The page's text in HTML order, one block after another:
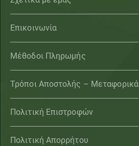
Επικοινωνία
Μέθοδοι Πληρωμής
Τρόποι Αποστολής – Μεταφορικά
Πολιτική Επιστροφών
Πολιτική Απορρήτου